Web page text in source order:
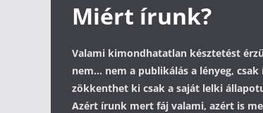
Miért írunk?
Valami kimondhatatlan késztetést
nem... nem a publikálás a lényeg,
zökkenthet ki csak a saját lelki
Azért írunk mert fáj valami, azért is